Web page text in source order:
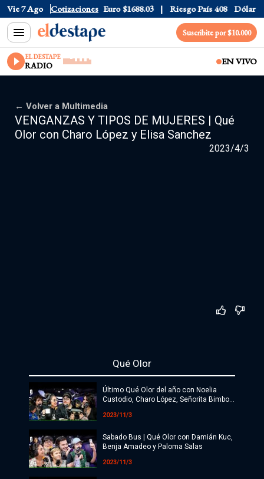
Vie 7 Ago Cotizaciones
Dólar CCL $1574.6 Euro $1688.03 Riesgo País 408 Dólar
Suscribite por $10.000
EL DESTAPE
RADIO EN VIVO
← Volver a Multimedia
VENGANZAS Y TIPOS DE MUJERES | Qué
Olor con Charo López y Elisa Sanchez
2023/4/3
Qué Olor
Último Qué Olor del año con Noelia
Custodio, Charo López, Señorita Bimbo y
2023/11/3
Sabado Bus | Qué Olor con Damián Kuc,
Benja Amadeo y Paloma Salas
2023/11/3